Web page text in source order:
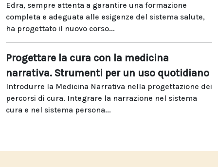
Edra, sempre attenta a garantire una formazione
completa e adeguata alle esigenze del sistema salute,
ha progettato il nuovo corso...
Progettare la cura con la medicina
narrativa. Strumenti per un uso quotidiano
Introdurre la Medicina Narrativa nella progettazione dei
percorsi di cura. Integrare la narrazione nel sistema
cura e nel sistema persona...